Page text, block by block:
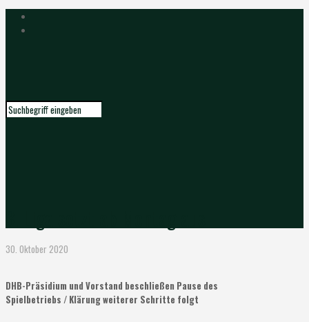
30. Oktober 2020
DHB-Präsidium und Vorstand beschließen Pause des
Spielbetriebs / Klärung weiterer Schritte folgt